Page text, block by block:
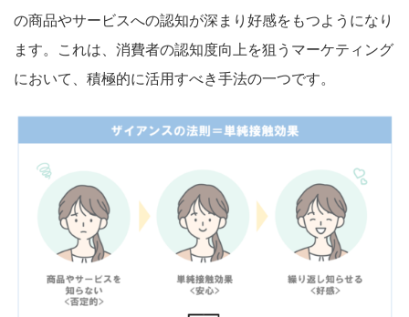
の商品やサービスへの認知が深まり好感をもつようになり
ます。これは、消費者の認知度向上を狙うマーケティング
において、積極的に活用すべき手法の一つです。